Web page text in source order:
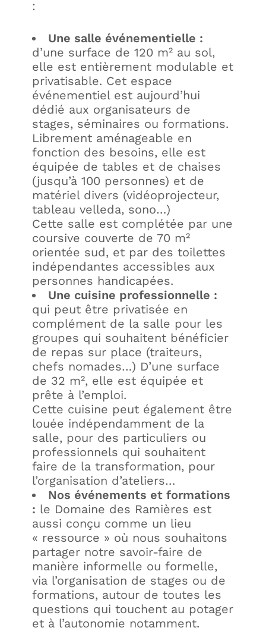
:
Une salle événementielle :
d’une surface de 120 m² au sol,
elle est entièrement modulable et
privatisable. Cet espace
événementiel est aujourd’hui
dédié aux organisateurs de
stages, séminaires ou formations.
Librement aménageable en
fonction des besoins, elle est
équipée de tables et de chaises
(jusqu’à 100 personnes) et de
matériel divers (vidéoprojecteur,
tableau velleda, sono…)
Cette salle est complétée par une
coursive couverte de 70 m²
orientée sud, et par des toilettes
indépendantes accessibles aux
personnes handicapées.
Une cuisine professionnelle :
qui peut être privatisée en
complément de la salle pour les
groupes qui souhaitent bénéficier
de repas sur place (traiteurs,
chefs nomades…) D’une surface
de 32 m², elle est équipée et
prête à l’emploi.
Cette cuisine peut également être
louée indépendamment de la
salle, pour des particuliers ou
professionnels qui souhaitent
faire de la transformation, pour
l’organisation d’ateliers…
Nos événements et formations
: le Domaine des Ramières est
aussi conçu comme un lieu
« ressource » où nous souhaitons
partager notre savoir-faire de
manière informelle ou formelle,
via l’organisation de stages ou de
formations, autour de toutes les
questions qui touchent au potager
et à l’autonomie notamment.